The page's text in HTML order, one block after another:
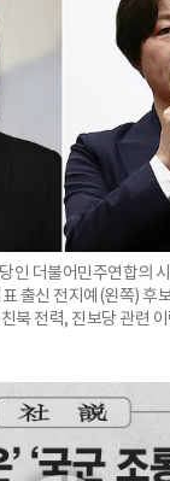
인 더불어민주연합의
출신 전지예(왼쪽) 후
북 전력, 진보당 관련